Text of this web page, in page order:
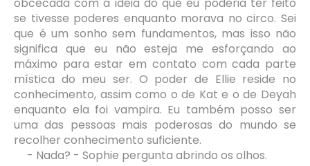
se tivesse poderes enquanto morava no circo. Sei
que é um sonho sem fundamentos, mas isso não
significa que eu não esteja me esforçando ao
máximo para estar em contato com cada parte
mística do meu ser. O poder de Ellie reside no
conhecimento, assim como o de Kat e o de Deyah
enquanto ela foi vampira. Eu também posso ser
uma das pessoas mais poderosas do mundo se
recolher conhecimento suficiente.
- Nada? - Sophie pergunta abrindo os olhos.